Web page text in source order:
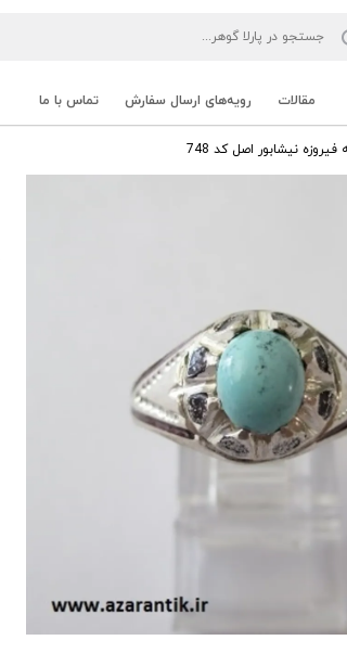
مقالات رویه‌های ارسال سفارش تماس با ما
نیشابور اصل کد 748